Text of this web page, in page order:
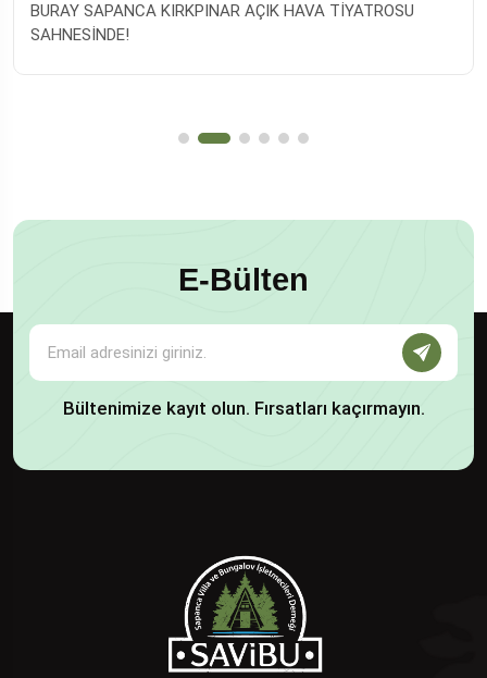
BURAY SAPANCA KIRKPINAR AÇIK HAVA TİYATROSU
SAHNESİNDE!
E-Bülten
Bültenimize kayıt olun. Fırsatları kaçırmayın.